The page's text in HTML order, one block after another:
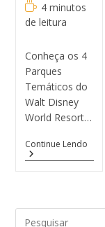
4 minutos
de leitura
Conheça os 4
Parques
Temáticos do
Walt Disney
World Resort…
Continue Lendo